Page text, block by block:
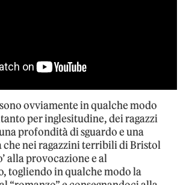
ovviamente in qualche modo
per inglesitudine, dei ragazzi
una profondità di sguardo e una
che nei ragazzini terribili di Bristol
alla provocazione e al
togliendo in qualche modo la